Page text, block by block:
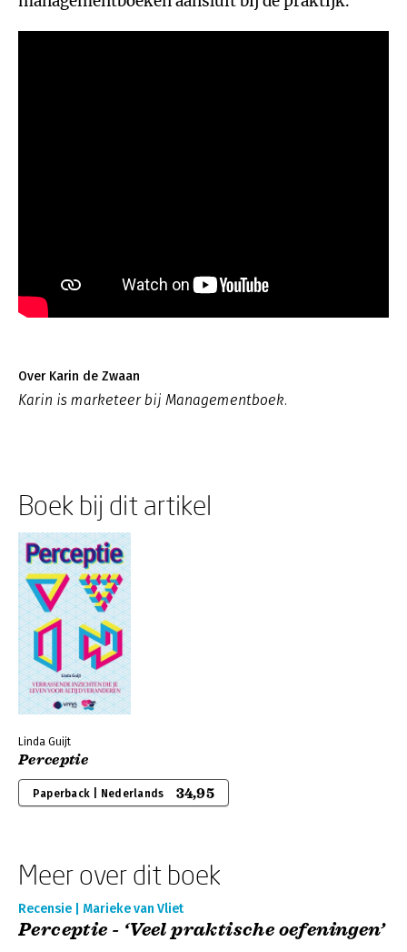
Over Karin de Zwaan
Karin is marketeer bij Managementboek.
Boek bij dit artikel
Linda Guijt
Perceptie
Paperback | Nederlands 34,95
Meer over dit boek
Recensie | Marieke van Vliet
Perceptie - ‘Veel praktische oefeningen’